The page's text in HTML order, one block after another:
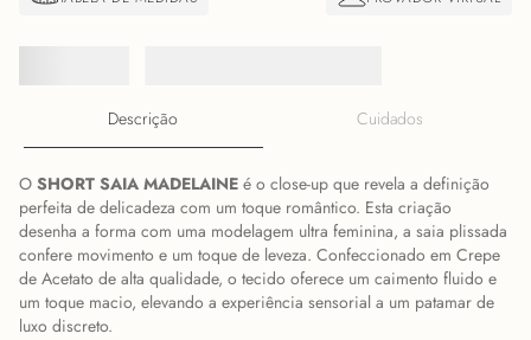
Descrição Cuidados
O SHORT SAIA MADELAINE é o close-up que revela a definição
perfeita de delicadeza com um toque romântico. Esta criação
desenha a forma com uma modelagem ultra feminina, a saia plissada
confere movimento e um toque de leveza. Confeccionado em Crepe
de Acetato de alta qualidade, o tecido oferece um caimento fluido e
um toque macio, elevando a experiência sensorial a um patamar de
luxo discreto.